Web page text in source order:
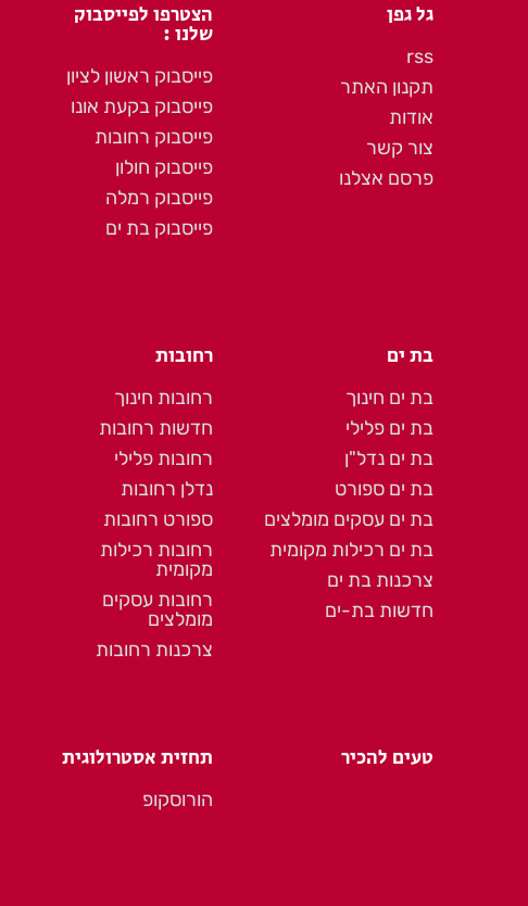
גל גפן
rss
תקנון האתר
אודות
צור קשר
פרסם אצלנו
הצטרפו לפייסבוק
שלנו :
פייסבוק ראשון לציון
פייסבוק בקעת אונו
פייסבוק רחובות
פייסבוק חולון
פייסבוק רמלה
פייסבוק בת ים
בת ים
בת ים חינוך
בת ים פלילי
בת ים נדל"ן
בת ים ספורט
בת ים עסקים מומלצים
בת ים רכילות מקומית
צרכנות בת ים
חדשות בת-ים
רחובות
רחובות חינוך
חדשות רחובות
רחובות פלילי
נדלן רחובות
ספורט רחובות
רחובות רכילות
מקומית
רחובות עסקים
מומלצים
צרכנות רחובות
טעים להכיר תחזית אסטרולוגית
הורוסקופ